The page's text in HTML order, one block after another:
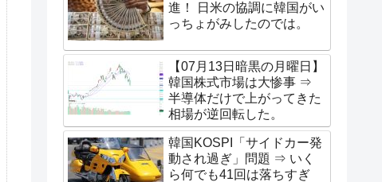
進！ 日米の協調に韓国がい
っちょがみしたのでは。
【07月13日暗黒の月曜日】
韓国株式市場は大惨事 ⇒
半導体だけで上がってきた
相場が逆回転した。
韓国KOSPI「サイドカー発
動され過ぎ」問題 ⇒ いく
ら何でも41回は落ちすぎ